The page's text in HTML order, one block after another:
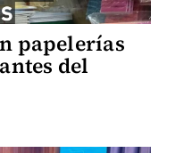
papelerías
del